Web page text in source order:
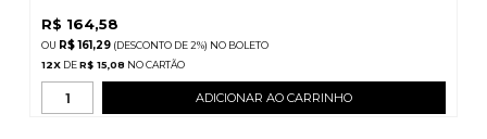
R$ 164,58
R$ 161,29 (DESCONTO DE2%) NO BOLETO
12X DER$ 15,08
ADICIONAR AO CARRINHO